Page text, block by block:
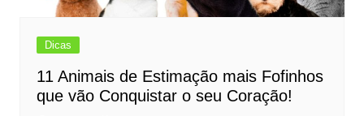
Dicas
11 Animais de Estimação mais Fofinhos
que vão Conquistar o seu Coração!